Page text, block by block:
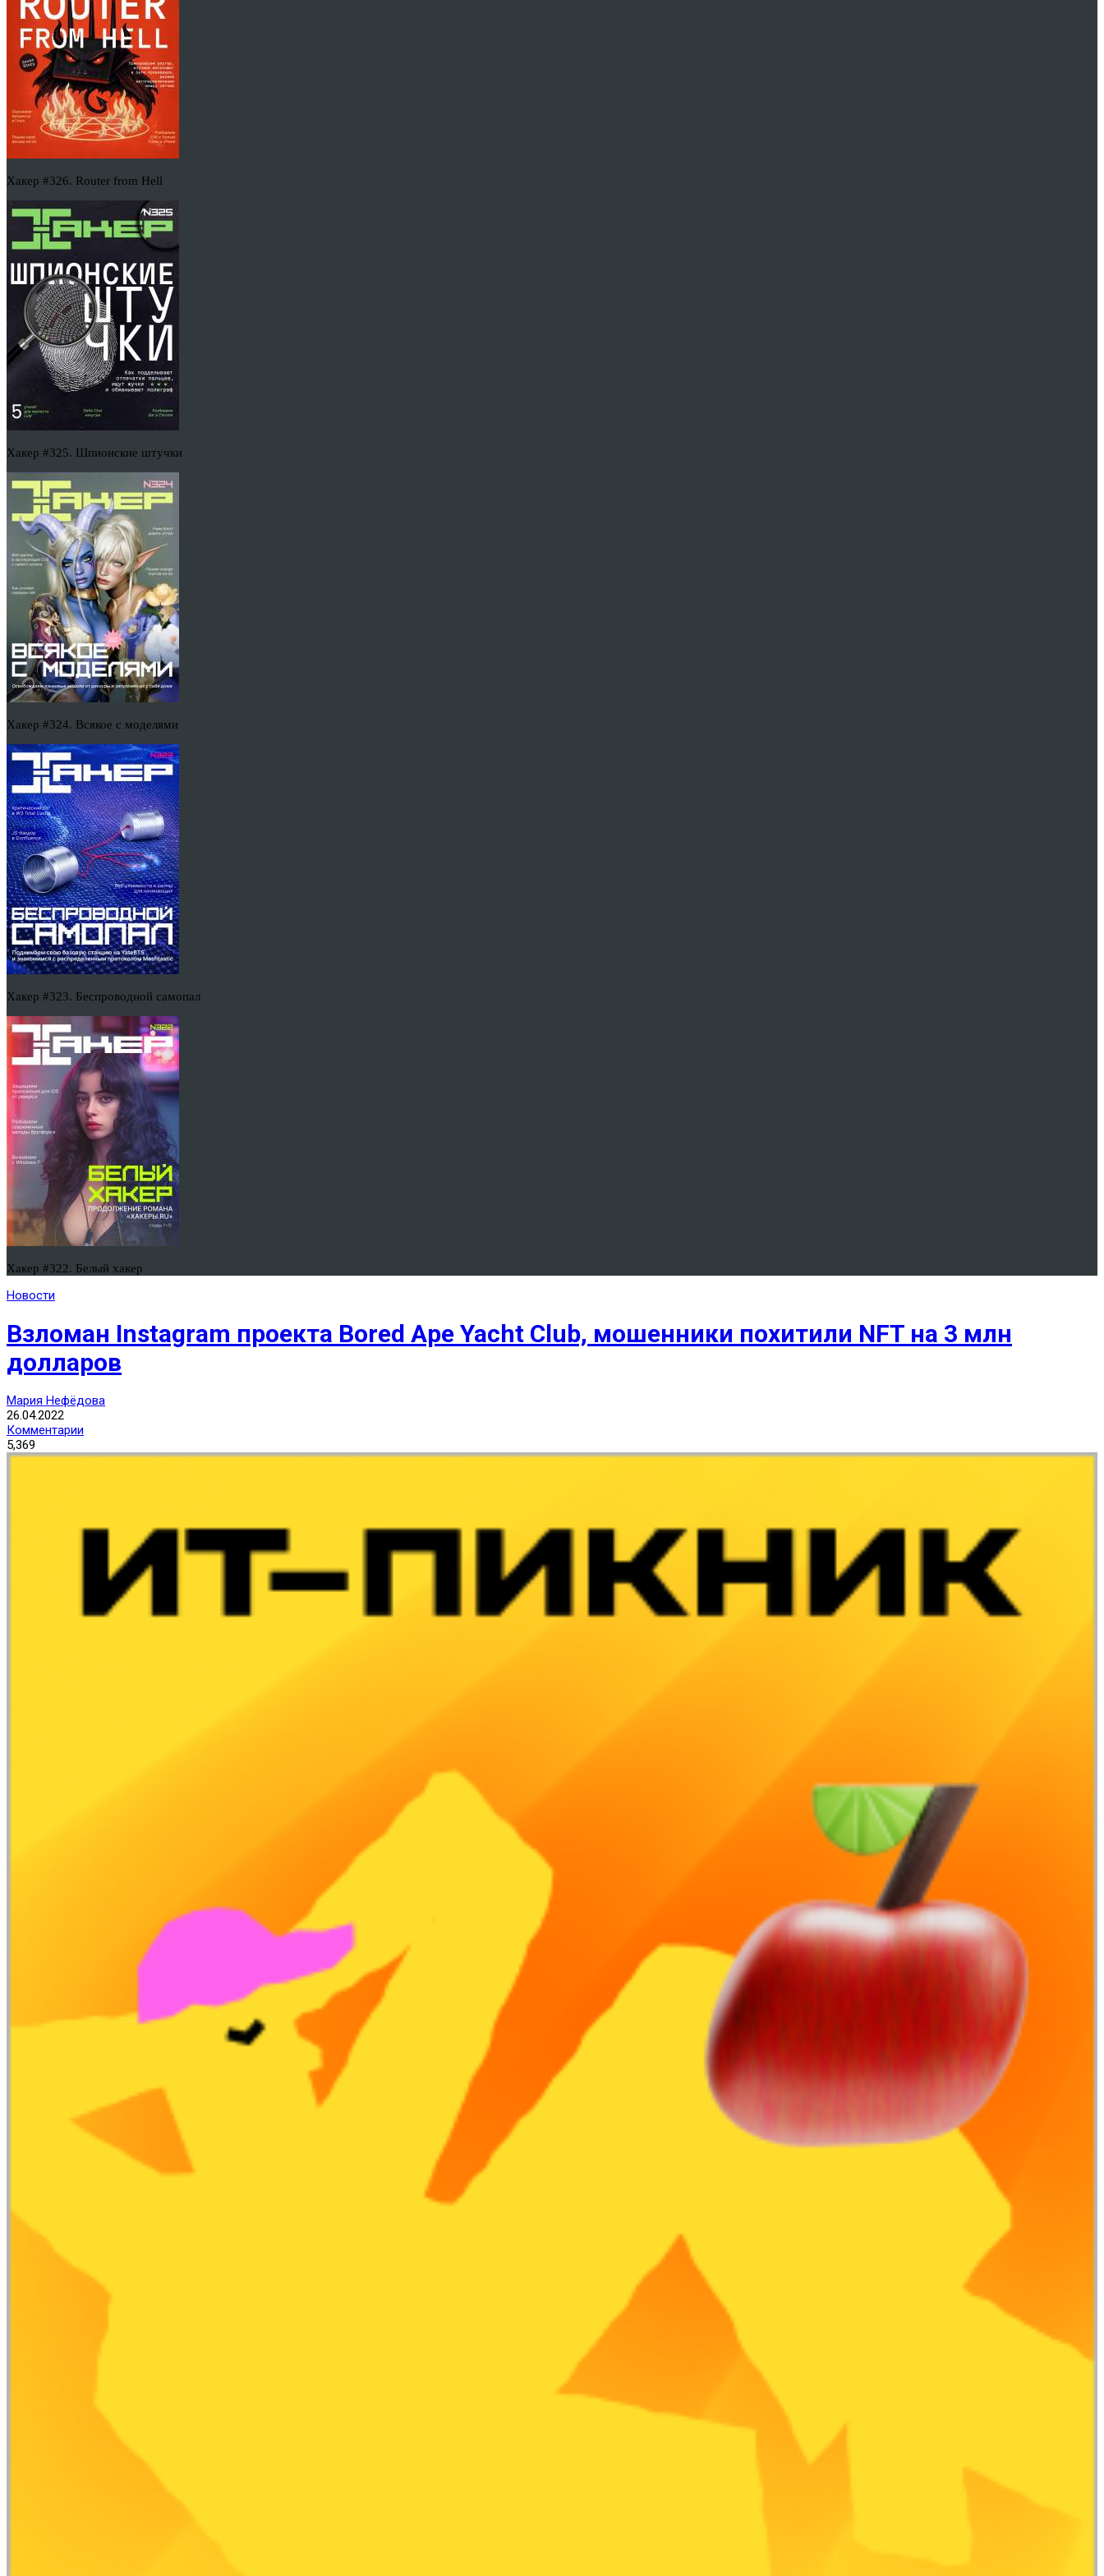
Хакер #326. Router from Hell
Хакер #325. Шпионские штучки
Хакер #324. Всякое с моделями
Хакер #323. Беспроводной самопал
Хакер #322. Белый хакер
Новости
Взломан Instagram проекта Bored Ape Yacht Club, мошенники похитили NFT на 3 млн
долларов
Мария Нефёдова
26.04.2022
Комментарии
5,369